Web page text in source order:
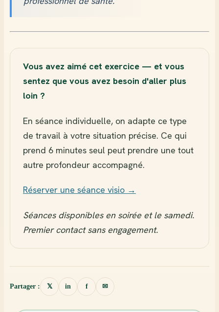
Vous avez aimé cet exercice — et vous
sentez que vous avez besoin d'aller plus
loin ?
En séance individuelle, on adapte ce type
de travail à votre situation précise. Ce qui
prend 6 minutes seul peut prendre une tout
autre profondeur accompagné.
Réserver une séance visio →
Séances disponibles en soirée et le samedi.
Premier contact sans engagement.
Partager : 𝕏 in f ✉